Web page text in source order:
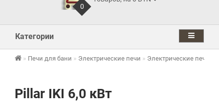
0
Категории
Печи для бани Электрические печи Электрические печи IKI
Pillar IKI 6,0 кВт